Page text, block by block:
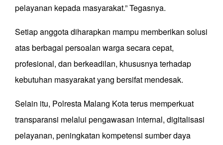
pelayanan kepada masyarakat.” Tegasnya.
Setiap anggota diharapkan mampu memberikan solusi
atas berbagai persoalan warga secara cepat,
profesional, dan berkeadilan, khususnya terhadap
kebutuhan masyarakat yang bersifat mendesak.
Selain itu, Polresta Malang Kota terus memperkuat
transparansi melalui pengawasan internal, digitalisasi
pelayanan, peningkatan kompetensi sumber daya